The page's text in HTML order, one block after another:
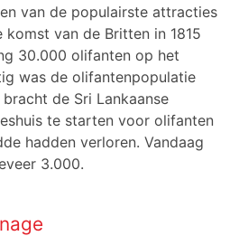
van de populairste attracties
komst van de Britten in 1815
30.000 olifanten op het
was de olifantenpopulatie
de Sri Lankaanse
te starten voor olifanten
hadden verloren. Vandaag
3.000.